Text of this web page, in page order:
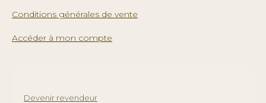
Conditions générales de vente
Accéder à mon compte
Devenir revendeur